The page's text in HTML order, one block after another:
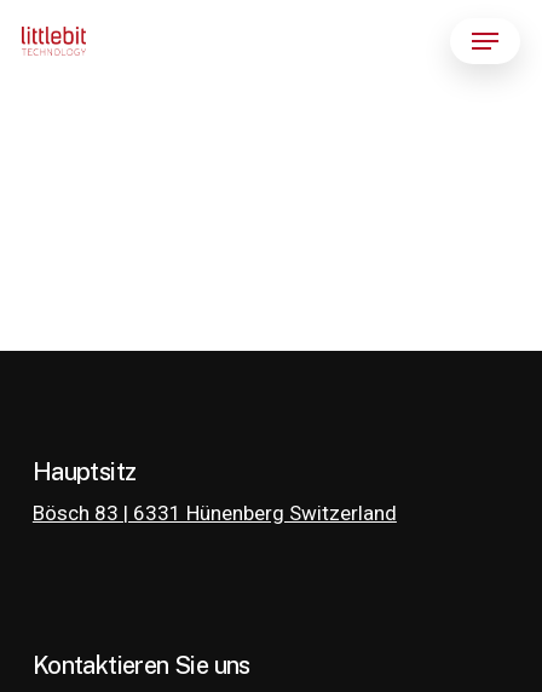
Menu
Hauptsitz
Bösch 83 | 6331 Hünenberg Switzerland
Kontaktieren Sie uns